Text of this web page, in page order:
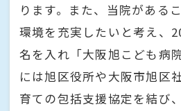
ります。また、当院がある
環境を充実したいと考え、
名を入れ「大阪旭こども病
には旭区役所や大阪市旭区
育ての包括支援協定を結び